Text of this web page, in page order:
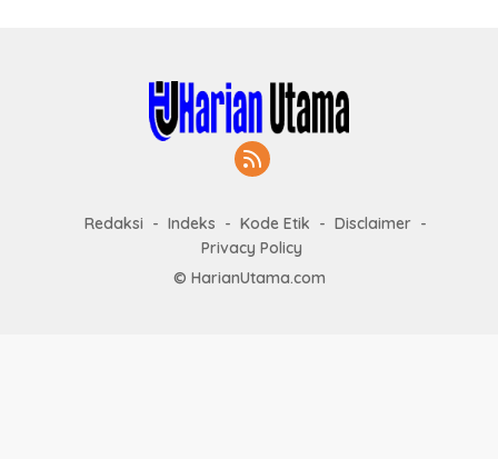
Redaksi Indeks Kode Etik
Disclaimer
Privacy Policy
© HarianUtama.com